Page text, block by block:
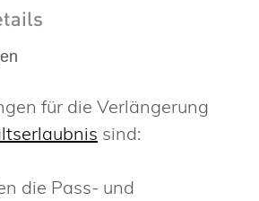
für die Verlängerung
sind:
die Pass- und